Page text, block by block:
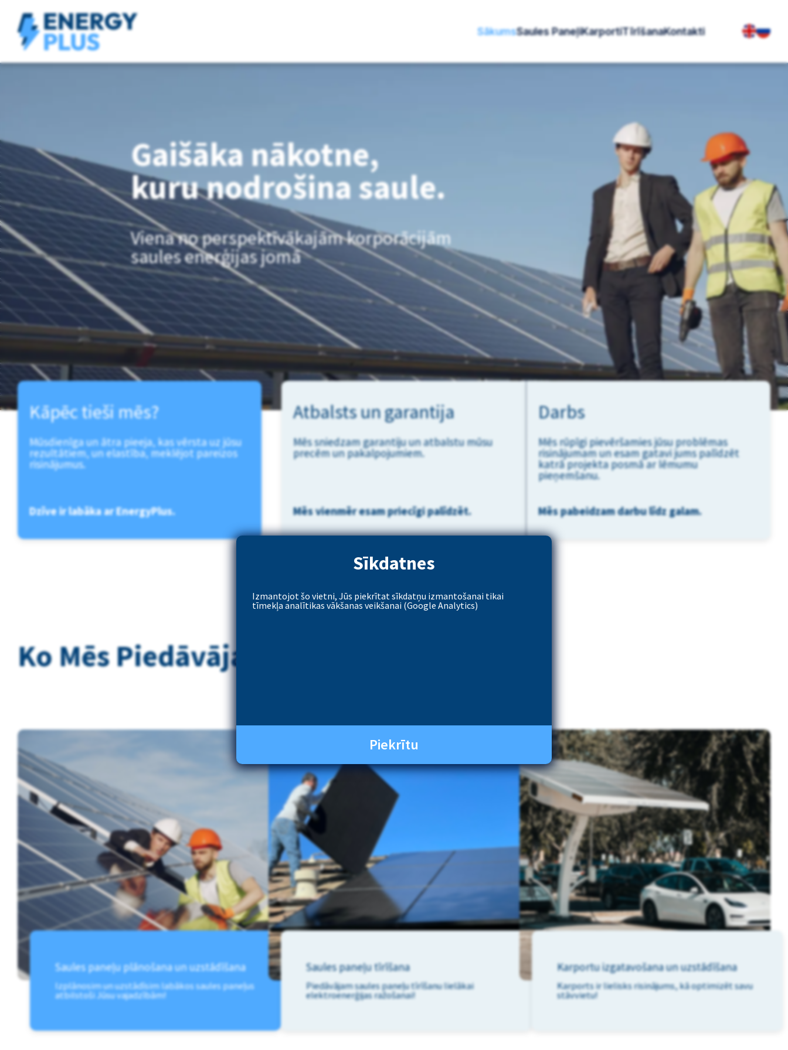
Sīkdatnes
Izmantojot šo vietni, Jūs piekrītat sīkdatņu izmantošanai tikai
tīmekļa analītikas vākšanas veikšanai (Google Analytics)
Piekrītu
SākumsSaules PaneļiKarportiTīrīšanaKontakti
Gaišāka nākotne,
kuru nodrošina saule.
Viena no perspektīvākajām korporācijām
saules enerģijas jomā
Kāpēc tieši mēs?
Mūsdienīga un ātra pieeja, kas vērsta uz jūsu
rezultātiem, un elastība, meklējot pareizos
risinājumus.
Dzīve ir labāka ar EnergyPlus.
Atbalsts un garantija
Mēs sniedzam garantiju un atbalstu mūsu
precēm un pakalpojumiem.
Mēs vienmēr esam priecīgi palīdzēt.
Darbs
Mēs rūpīgi pievēršamies jūsu problēmas
risinājumam un esam gatavi jums palīdzēt
katrā projekta posmā ar lēmumu
pieņemšanu.
Mēs pabeidzam darbu līdz galam.
Ko Mēs Piedāvājam
Saules paneļu plānošana un uzstādīšana
Izplānosim un uzstādīsim labākos saules paneļus
atbilstoši Jūsu vajadzībām!
Saules paneļu tīrīšana
Piedāvājam saules paneļu tīrīšanu lielākai
elektroenerģijas ražošanai!
Karportu izgatavošana un uzstādīšana
Karports ir lielisks risinājums, kā optimizēt savu
stāvvietu!